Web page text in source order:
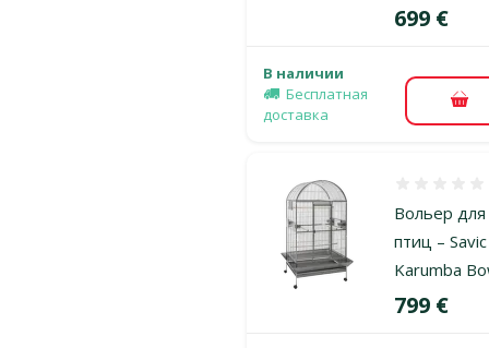
Цена
699 €
В наличии
Бесплатная
доставка
В
Вольер для
птиц – Savic
Karumba
Цена
799 €